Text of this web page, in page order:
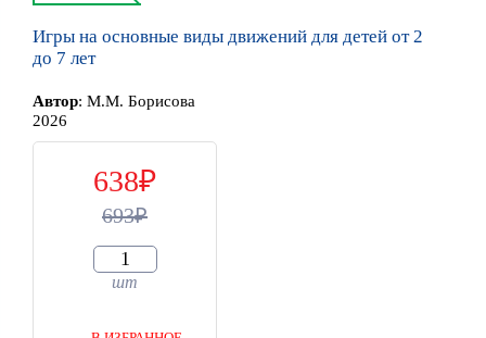
Игры на основные виды движений для детей от 2
до 7 лет
Автор: М.М. Борисова
2026
638
693
шт